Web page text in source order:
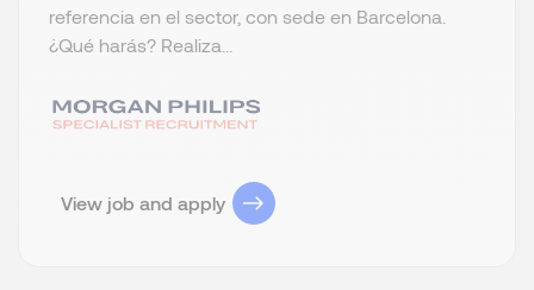
referencia en el sector, con sede en Barcelona.
¿Qué harás? Realiza...
View job and apply